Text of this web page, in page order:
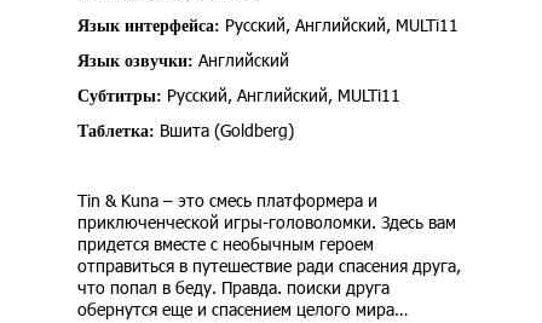
Язык интерфейса: Русский, Английский, MULTi11
Язык озвучки: Английский
Субтитры: Русский, Английский, MULTi11
Таблетка: Вшита (Goldberg)
Tin & Kuna – это смесь платформера и
приключенческой игры-головоломки. Здесь вам
придется вместе с необычным героем
отправиться в путешествие ради спасения друга,
что попал в беду. Правда. поиски друга
обернутся еще и спасением целого мира…